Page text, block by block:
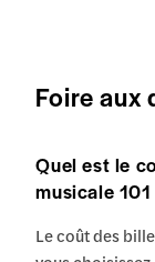
Foire aux
Quel est le
musicale
Le coût des